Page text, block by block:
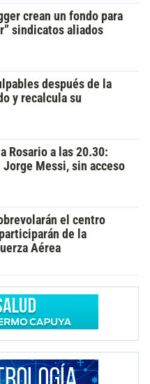
crean un fondo para
sindicatos aliados
después de la
y recalcula su
Rosario a las 20.30:
Messi, sin acceso
el centro
de la
Aérea